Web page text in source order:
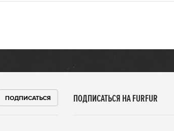
ПОДПИСАТЬСЯ ПОДПИСАТЬСЯ НА FURFUR